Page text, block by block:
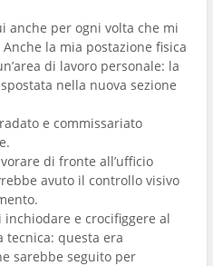
anche per ogni volta che mi
la mia postazione fisica
di lavoro personale: la
nella nuova sezione
e commissariato
di fronte all’ufficio
avuto il controllo visivo
e crocifiggere al
tecnica: questa era
sarebbe seguito per